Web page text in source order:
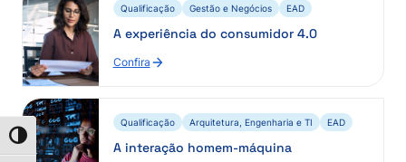
Alternar alto contraste
Qualificação Gestão e Negócios EAD
A experiência do consumidor 4.0
Confira
Qualificação Arquitetura, Engenharia e TI EAD
A interação homem-máquina